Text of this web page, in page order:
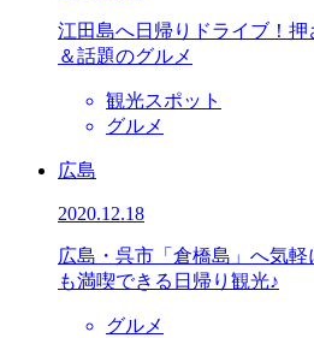
江田島へ日帰りドライブ！押
＆話題のグルメ
観光スポット
グルメ
広島
2020.12.18
広島・呉市「倉橋島」へ気
も満喫できる日帰り観光♪
グルメ